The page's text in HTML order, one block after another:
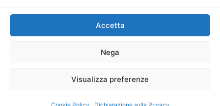
Accetta
Nega
Visualizza preferenze
P.IVA: 06334930820
Mercurio Comunicazione Società Cooperativa a r.l. è
iscritta al Registro degli Operatori di Comunicazione al
Sito gestito daLa Digitale srl–info@ladigitale.it